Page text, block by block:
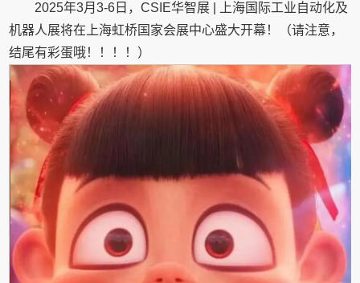
2025年3月3-6日，CSIE华智展 | 上海国际工业自动化及
机器人展将在上海虹桥国家会展中心盛大开幕！（请注意，
结尾有彩蛋哦！！！！）